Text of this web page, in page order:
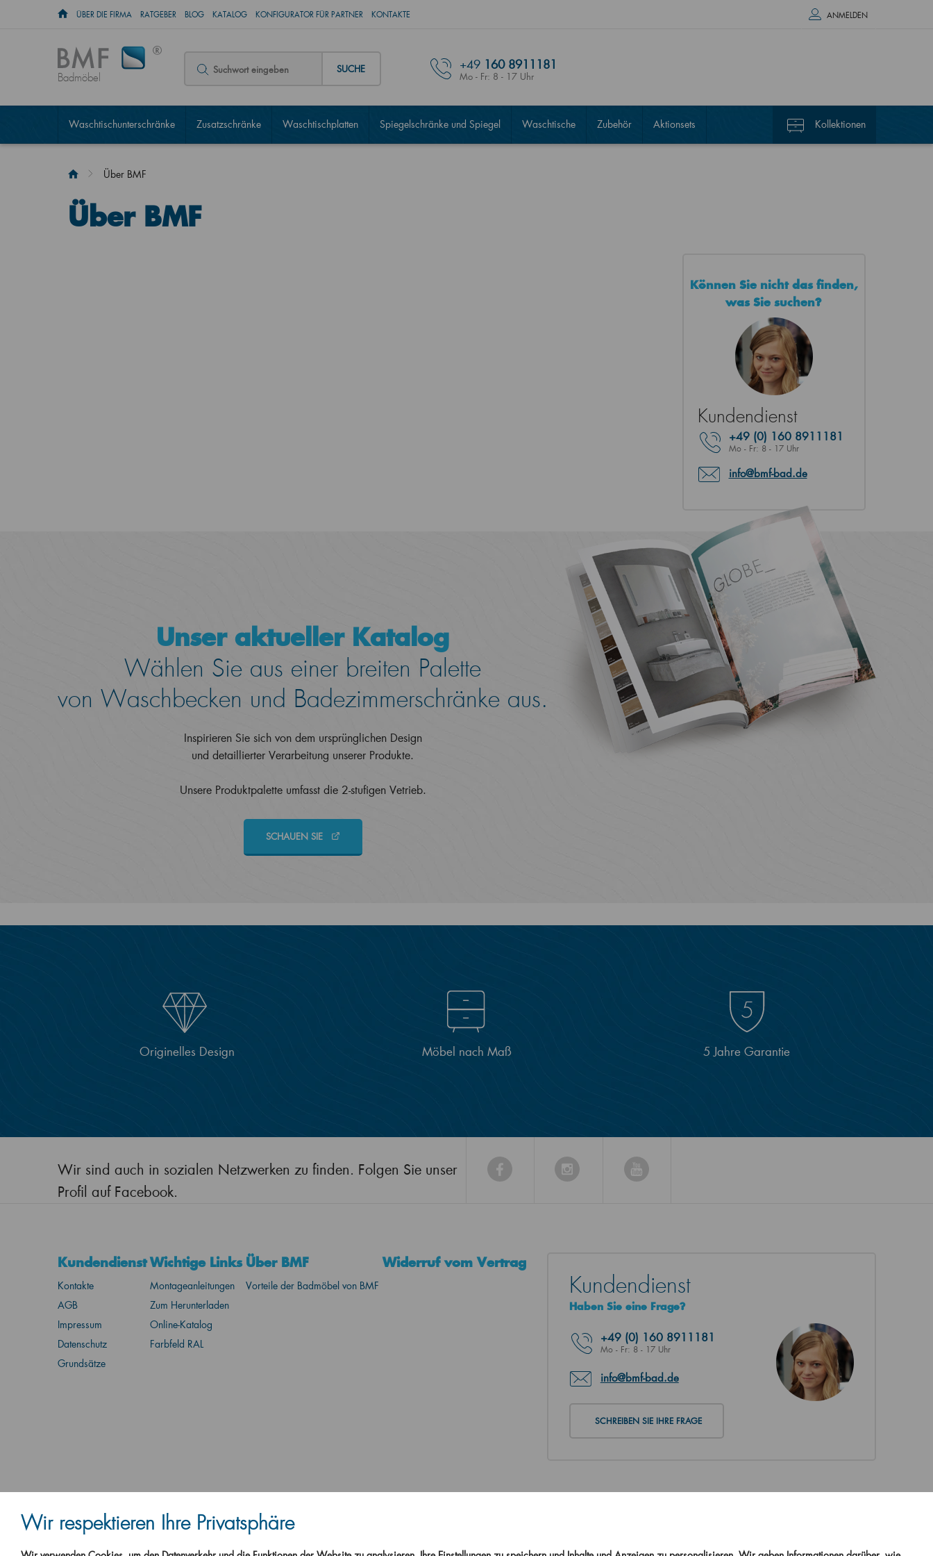
ÜBER DIE FIRMA RATGEBER BLOG KATALOG KONFIGURATOR FÜR PARTNER KONTAKTE ANMELDEN
Badmöbel
SUCHE +49 160 8911181
Mo - Fr: 8 - 17 Uhr
Waschtischunterschränke Zusatzschränke Waschtischplatten Spiegelschränke und Spiegel Waschtische Zubehör Aktionsets Kollektionen
Über BMF
Über BMF
Können Sie nicht das finden,
was Sie suchen?
Kundendienst
+49 (0) 160 8911181
Mo - Fr: 8 - 17 Uhr
info@bmf-bad.de
Unser aktueller Katalog
Wählen Sie aus einer breiten Palette
von Waschbecken und Badezimmerschränke aus.
Inspirieren Sie sich von dem ursprünglichen Design
und detaillierter Verarbeitung unserer Produkte.
Unsere Produktpalette umfasst die 2-stufigen Vetrieb.
SCHAUEN SIE
Originelles Design Möbel nach Maß 5 Jahre Garantie
Wir sind auch in sozialen Netzwerken zu finden. Folgen Sie unser
Profil auf Facebook.
Kundendienst
Kontakte
AGB
Impressum
Datenschutz
Grundsätze
Wichtige Links
Montageanleitungen
Zum Herunterladen
Online-Katalog
Farbfeld RAL
Über BMF
Vorteile der Badmöbel von BMF
Widerruf vom Vertrag
Kundendienst
Haben Sie eine Frage?
+49 (0) 160 8911181
Mo - Fr: 8 - 17 Uhr
info@bmf-bad.de
SCHREIBEN SIE IHRE FRAGE
Wir respektieren Ihre Privatsphäre